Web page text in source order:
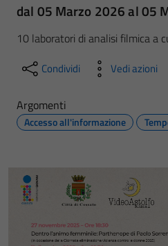
dal 05 Marzo 2026 al 05
10 laboratori di analisi filmica a
Condividi Vedi azioni
Argomenti
Accesso all'informazione